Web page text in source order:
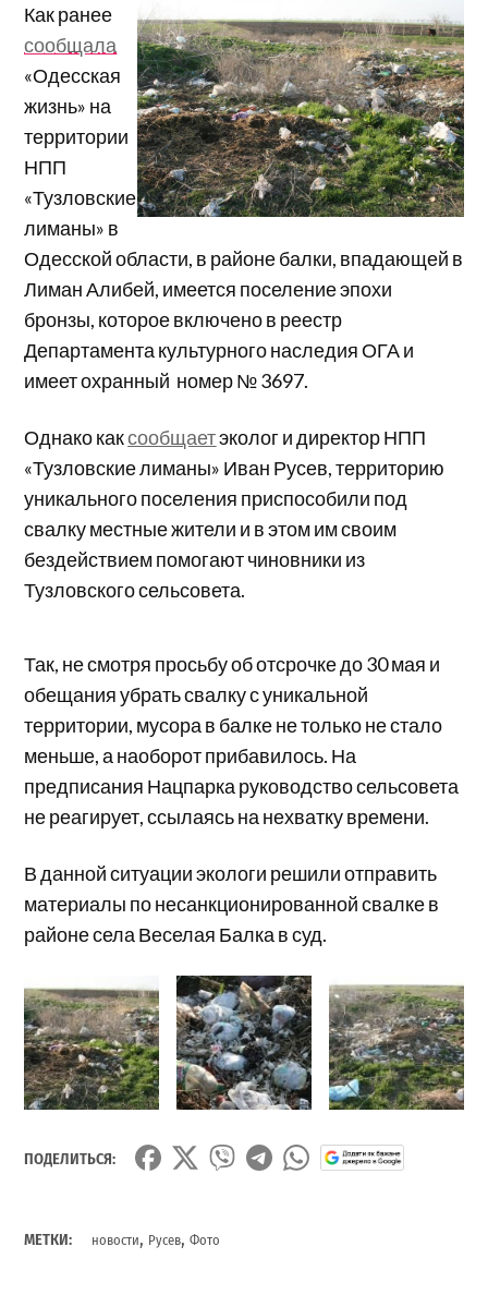
Как ранее
сообщала
«Одесская
жизнь» на
территории
НПП
«Тузловские
лиманы» в
Одесской области, в районе балки, впадающей в
Лиман Алибей, имеется поселение эпохи
бронзы, которое включено в реестр
Департамента культурного наследия ОГА и
имеет охранный номер № 3697.
Однако каксообщаетэколог и директор НПП
«Тузловские лиманы» Иван Русев, территорию
уникального поселения приспособили под
свалку местные жители и в этом им своим
бездействием помогают чиновники из
Тузловского сельсовета.
Так, не смотря просьбу об отсрочке до 30 мая и
обещания убрать свалку с уникальной
территории, мусора в балке не только не стало
меньше, а наоборот прибавилось. На
предписания Нацпарка руководство сельсовета
не реагирует, ссылаясь на нехватку времени.
В данной ситуации экологи решили отправить
материалы по несанкционированной свалке в
районе села Веселая Балка в суд.
ПОДЕЛИТЬСЯ:
МЕТКИ: новости, Русев,Фото